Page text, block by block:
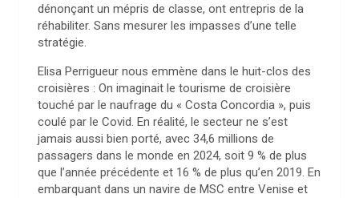
dénonçant un mépris de classe, ont entrepris de la
réhabiliter. Sans mesurer les impasses d’une telle
stratégie.
Elisa Perrigueur nous emmène dans le huit-clos des
croisières : On imaginait le tourisme de croisière
touché par le naufrage du « Costa Concordia », puis
coulé par le Covid. En réalité, le secteur ne s’est
jamais aussi bien porté, avec 34,6 millions de
passagers dans le monde en 2024, soit 9 % de plus
que l’année précédente et 16 % de plus qu’en 2019. En
embarquant dans un navire de MSC entre Venise et